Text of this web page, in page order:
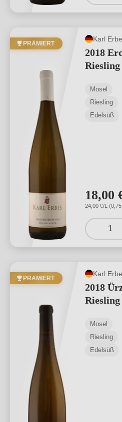
PRÄMIERT
Karl
2018
Riesling
Mosel
Riesling
Edelsüß
18,00
24,00 €/L
1
PRÄMIERT
Karl
2018
Riesling
Mosel
Riesling
Edelsüß